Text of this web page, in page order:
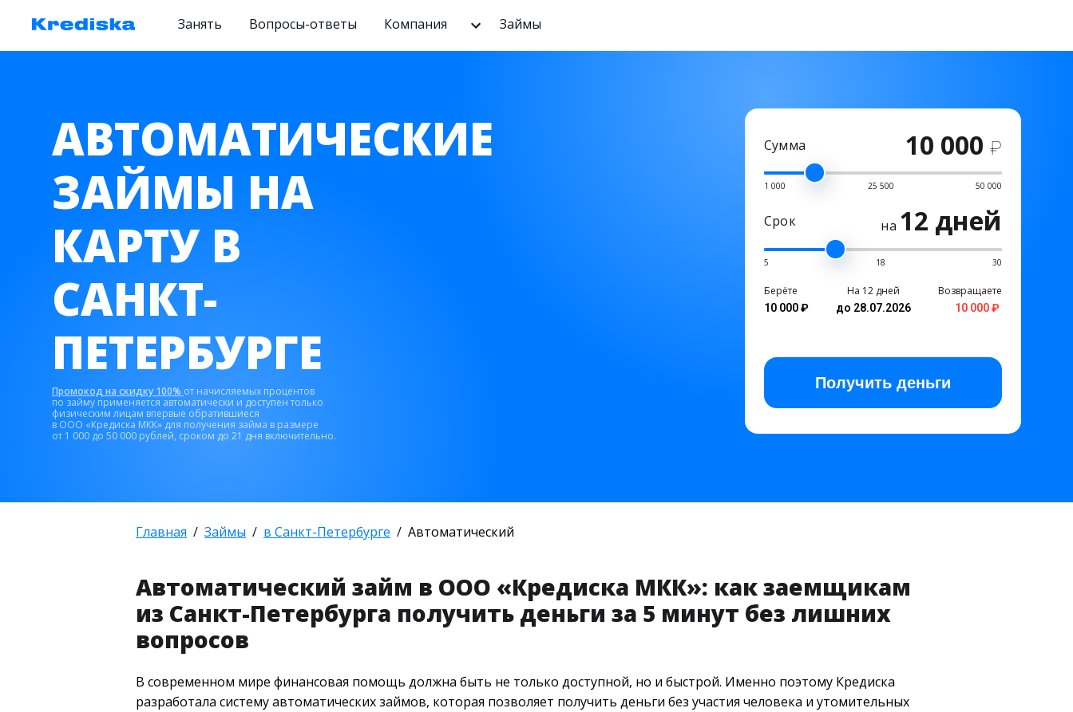
Занять Вопросы-ответы Компания Займы
АВТОМАТИЧЕСКИЕ
ЗАЙМЫ НА
КАРТУ В
САНКТ-
ПЕТЕРБУРГЕ
Промокод на скидку 100% от начисляемых процентов
по займу применяется автоматически и доступен только
физическим лицам впервые обратившиеся
в ООО «Кредиска МКК» для получения займа в размере
от 1 000 до 50 000 рублей, сроком до 21 дня включительно.
Сумма 10 000 ₽
1 000 25 500 50 000
Срок на 12 дней
5 18 30
Берёте
10 000 ₽
На 12 дней
до 28.07.2026
Возвращаете
10 000 ₽
Получить деньги
Главная Займы в Санкт-Петербурге Автоматический
Автоматический займ в ООО «Кредиска МКК»: как заемщикам
из Санкт-Петербурга получить деньги за 5 минут без лишних
вопросов
В современном мире финансовая помощь должна быть не только доступной, но и быстрой. Именно поэтому Кредиска
разработала систему автоматических займов, которая позволяет получить деньги без участия человека и утомительных